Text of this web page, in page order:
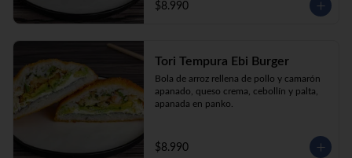
$8.990
Tori Tempura Ebi Burger
Bola de arroz rellena de pollo y camarón
apanado, queso crema, cebollín y palta,
apanada en panko.
$8.990